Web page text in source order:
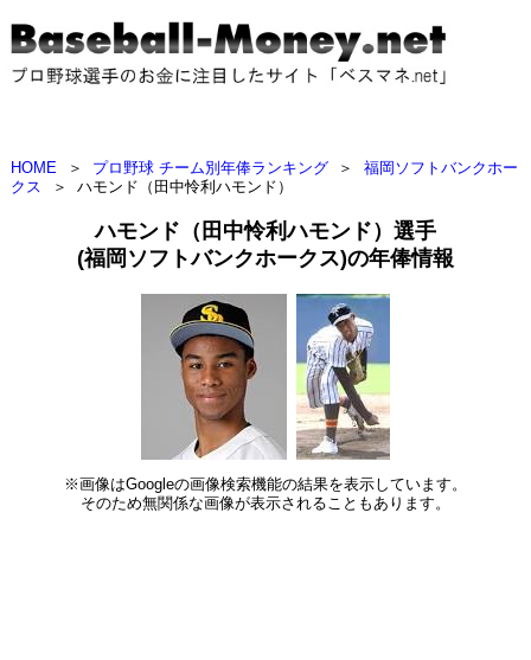
HOME ＞ プロ野球 チーム別年俸ランキング ＞
福岡ソフトバンクホー
クス
＞ ハモンド（田中怜利ハモンド）
ハモンド（田中怜利ハモンド）選手
(福岡ソフトバンクホークス)の年俸情報
※画像はGoogleの画像検索機能の結果を表示しています。
そのため無関係な画像が表示されることもあります。